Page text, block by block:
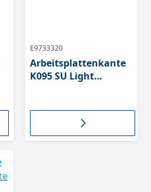
E9733320
Arbeitsplattenkante
K095 SU Light